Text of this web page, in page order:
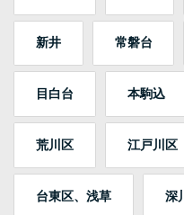
新井 常磐台
目白台 本駒込
荒川区 江戸川区
台東区、浅草 深川